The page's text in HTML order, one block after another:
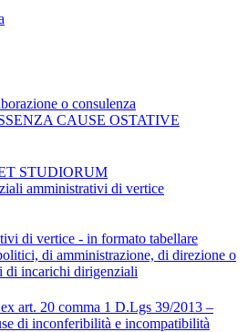
o consulenza
CAUSE OSTATIVE
STUDIORUM
amministrativi di vertice
di vertice - in formato tabellare
di amministrazione, di direzione o
di incarichi dirigenziali
art. 20 comma 1 D.Lgs 39/2013 –
di inconferibilità e incompatibilità